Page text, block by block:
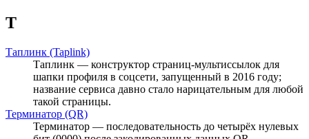
Т
Таплинк (Taplink)
Таплинк — конструктор страниц-мультиссылок для
шапки профиля в соцсети, запущенный в 2016 году;
название сервиса давно стало нарицательным для любой
такой страницы.
Терминатор (QR)
Терминатор — последовательность до четырёх нулевых